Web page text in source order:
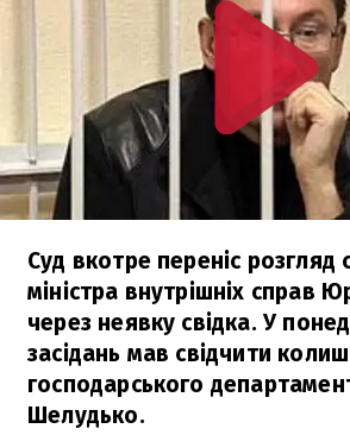
Суд вкотре переніс розгляд
міністра внутрішніх справ
через неявку свідка. У
засідань мав свідчити
господарського
Шелудько.